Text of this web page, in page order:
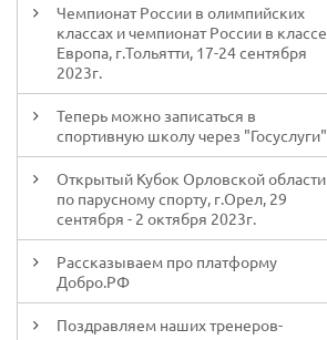
Чемпионат России в олимпийских
классах и чемпионат России в классе
Европа, г.Тольятти, 17-24 сентября
2023г.
Теперь можно записаться в
спортивную школу через "Госуслуги"
Открытый Кубок Орловской области
по парусному спорту, г.Орел, 29
сентября - 2 октября 2023г.
Рассказываем про платформу
Добро.РФ
Поздравляем наших тренеров-